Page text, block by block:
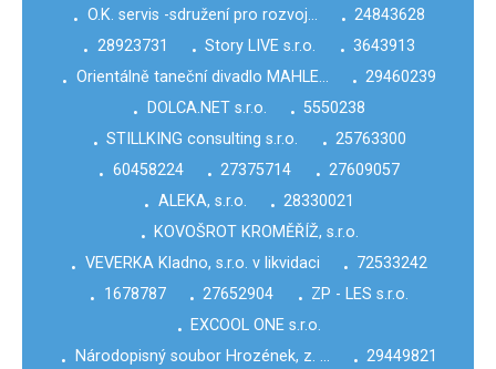
• O.K. servis -sdružení pro rozvoj… • 24843628
• 28923731 • Story LIVE s.r.o. • 3643913
• Orientálně taneční divadlo MAHLE… • 29460239
•
DOLCA.NET s.r.o. • 5550238
• STILLKING consulting s.r.o. • 25763300
• 60458224 • 27375714 • 27609057
• ALEKA, s.r.o. • 28330021
• KOVOŠROT KROMĚŘÍŽ, s.r.o.
• VEVERKA Kladno, s.r.o. v likvidaci • 72533242
• 1678787 • 27652904 • ZP - LES s.r.o.
• EXCOOL ONE s.r.o.
•
Národopisný soubor Hrozének, z. … • 29449821